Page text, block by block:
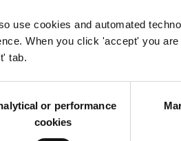
use cookies and automated
When you click 'accept' you
tab.
or performance
cookies
et contribuer à son
des compagnies pétrolières et
informations plus précises et plus
États en échange des licences
pays riches en ressources